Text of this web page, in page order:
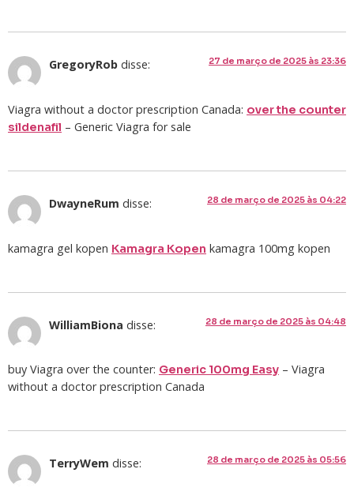
GregoryRob disse: 27 de março de 2025 às 23:36
Viagra without a doctor prescription Canada: over the counter
sildenafil – Generic Viagra for sale
DwayneRum disse: 28 de março de 2025 às 04:22
kamagra gel kopen Kamagra Kopen kamagra 100mg kopen
WilliamBiona disse: 28 de março de 2025 às 04:48
buy Viagra over the counter: Generic 100mg Easy – Viagra
without a doctor prescription Canada
TerryWem disse: 28 de março de 2025 às 05:56